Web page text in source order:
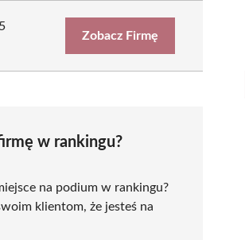
Zobacz Firmę
w rankingu?
na podium w rankingu?
klientom, że jesteś na